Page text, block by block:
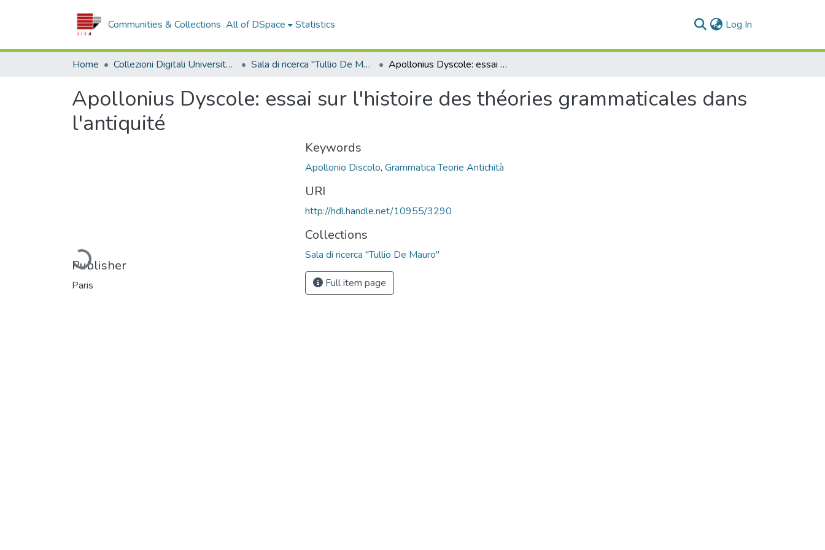
Communities & Collections All of DSpace Statistics Log In
Home Collezioni Digitali Università della Calabria Sala di ricerca "Tullio De Mauro" Apollonius Dyscole: essai sur l'histoire des théories grammaticales dans l'antiquité
Apollonius Dyscole: essai sur l'histoire des théories grammaticales dans
l'antiquité
Loading...
Publisher
Paris
Keywords
Apollonio Discolo, Grammatica Teorie Antichità
URI
http://hdl.handle.net/10955/3290
Collections
Sala di ricerca "Tullio De Mauro"
Full item page